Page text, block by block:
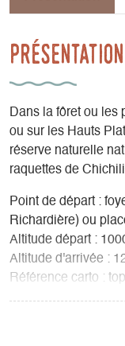
Présentation
Dans la fôret ou les
ou sur les Hauts
réserve naturelle
raquettes de
Point de départ :
Richardière) ou
Altitude départ :
Altitude d'arrivée :
Référence carto :
Vercors-Trièves du
Balisage avec